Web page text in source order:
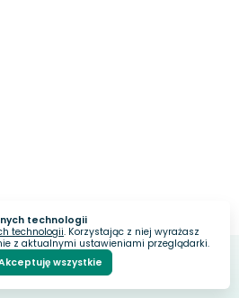
technologii
technologii. Korzystając z niej wyrażasz
z aktualnymi ustawieniami przeglądarki.
wszystkie